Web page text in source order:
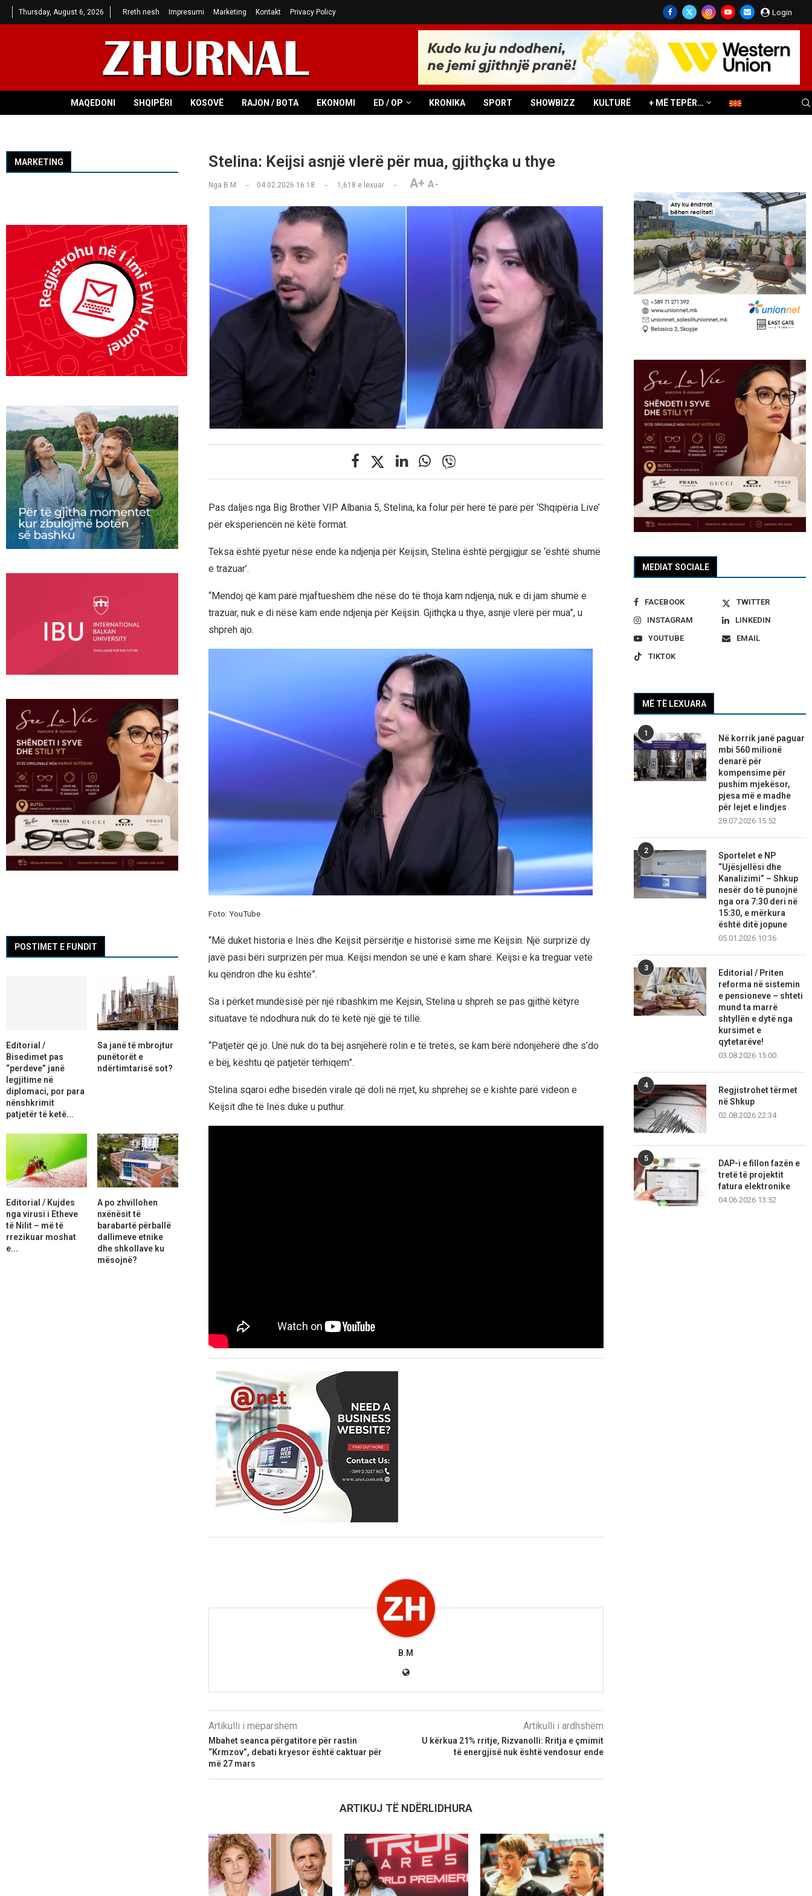
Thursday, August 6, 2026 Rreth nesh Impresumi Marketing Kontakt Privacy Policy Login
MAQEDONI SHQIPËRI KOSOVË RAJON / BOTA EKONOMI ED / OP KRONIKA SPORT SHOWBIZZ KULTURË + MË TEPËR…
Stelina: Keijsi asnjë vlerë për mua, gjithçka u thye
Nga B.M 04.02.2026 16:18 1,618 e lexuar A+ A-
Pas daljes nga Big Brother VIP Albania 5, Stelina, ka folur për herë të parë për ‘Shqipëria Live’
për eksperiencën në këtë format.
Teksa është pyetur nëse ende ka ndjenja për Keijsin, Stelina është përgjigjur se ‘është shumë
e trazuar’.
“Mendoj që kam parë mjaftueshëm dhe nëse do të thoja kam ndjenja, nuk e di jam shumë e
trazuar, nuk e di nëse kam ende ndjenja për Keijsin. Gjithçka u thye, asnjë vlerë për mua”, u
shpreh ajo.
Foto: YouTube
“Më duket historia e Inës dhe Keijsit përsëritje e historisë sime me Keijsin. Një surprizë dy
javë pasi bëri surprizën për mua. Keijsi mendon se unë e kam sharë. Keijsi e ka treguar vetë
ku qëndron dhe ku është”.
Sa i përket mundësisë për një ribashkim me Kejsin, Stelina u shpreh se pas gjithë këtyre
situatave të ndodhura nuk do të ketë një gjë të tillë.
“Patjetër që jo. Unë nuk do ta bëj asnjëherë rolin e të tretës, se kam bërë ndonjëherë dhe s’do
e bëj, kështu që patjetër tërhiqem”.
Stelina sqaroi edhe bisedën virale që doli në rrjet, ku shprehej se e kishte parë videon e
Keijsit dhe të Inës duke u puthur.
B.M
Artikulli i mëparshëm
Mbahet seanca përgatitore për rastin
“Krmzov”, debati kryesor është caktuar për
më 27 mars
Artikulli i ardhshëm
U kërkua 21% rritje, Rizvanolli: Rritja e çmimit
të energjisë nuk është vendosur ende
ARTIKUJ TË NDËRLIDHURA
MEDIAT SOCIALE
FACEBOOK
TWITTER
INSTAGRAM
LINKEDIN
YOUTUBE
EMAIL
TIKTOK
MË TË LEXUARA
1
Në korrik janë paguar
mbi 560 milionë
denarë për
kompensime për
pushim mjekësor,
pjesa më e madhe
për lejet e lindjes
28.07.2026 15:52
2
Sportelet e NP
“Ujësjellësi dhe
Kanalizimi” – Shkup
nesër do të punojnë
nga ora 7:30 deri në
15:30, e mërkura
është ditë jopune
05.01.2026 10:36
3
Editorial / Priten
reforma në sistemin
e pensioneve – shteti
mund ta marrë
shtyllën e dytë nga
kursimet e
qytetarëve!
03.08.2026 15:00
4
Regjistrohet tërmet
në Shkup
02.08.2026 22:34
5
DAP-i e fillon fazën e
tretë të projektit
fatura elektronike
04.06.2026 13:52
MARKETING
POSTIMET E FUNDIT
Editorial /
Bisedimet pas
“perdeve” janë
legjitime në
diplomaci, por para
nënshkrimit
patjetër të ketë...
Sa janë të mbrojtur
punëtorët e
ndërtimtarisë sot?
Editorial / Kujdes
nga virusi i Etheve
të Nilit – më të
rrezikuar moshat
e...
A po zhvillohen
nxënësit të
barabartë përballë
dallimeve etnike
dhe shkollave ku
mësojnë?